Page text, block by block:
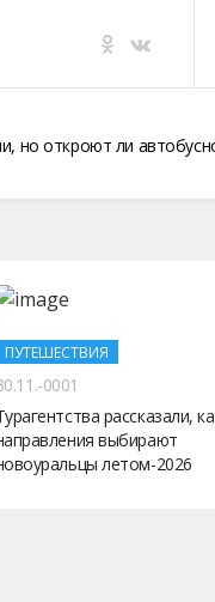
но откроют ли
ПУТЕШЕСТВИЯ
0001
рассказали,
выбирают
летом-2026